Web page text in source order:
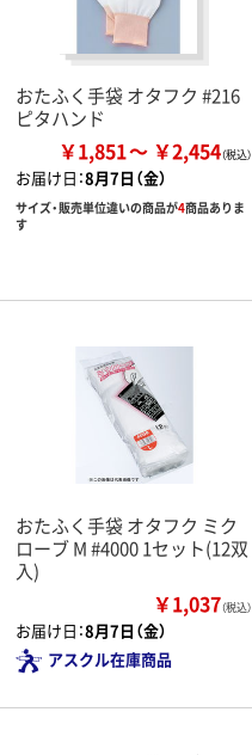
おたふく手袋 オタフク #216
ピタハンド
￥1,851 ￥2,454
お届け日：8月7日（金）
サイズ・販売単位違いの商品が4商品ありま
す
おたふく手袋 オタフク ミク
ローブ M #4000 1セット(12双
入)
￥1,037（税込）
お届け日：8月7日（金）
アスクル在庫商品